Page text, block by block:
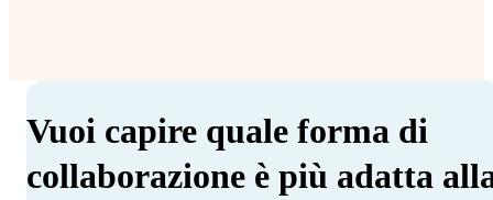
Vuoi capire quale forma di
collaborazione è più adatta